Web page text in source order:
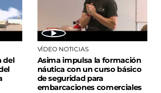
del
VÍDEO NOTICIAS
Asima impulsa la formación
náutica con un curso básico
de seguridad para
embarcaciones comerciales